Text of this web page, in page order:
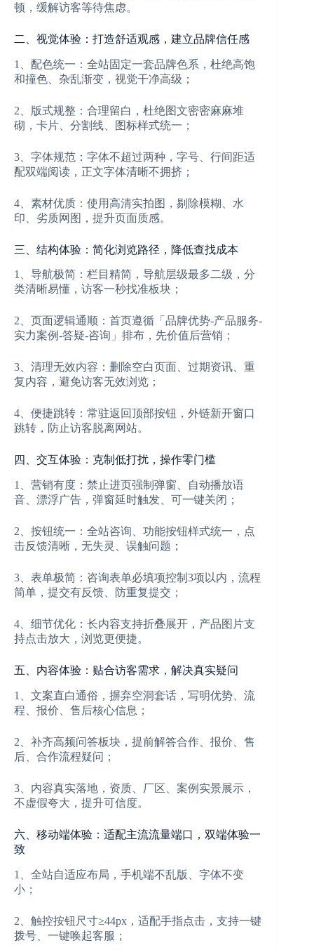
顿，缓解访客等待焦虑。
二、视觉体验：打造舒适观感，建立品牌信任感
1、配色统一：全站固定一套品牌色系，杜绝高饱
和撞色、杂乱渐变，视觉干净高级；
2、版式规整：合理留白，杜绝图文密密麻麻堆
砌，卡片、分割线、图标样式统一；
3、字体规范：字体不超过两种，字号、行间距适
配双端阅读，正文字体清晰不拥挤；
4、素材优质：使用高清实拍图，剔除模糊、水
印、劣质网图，提升页面质感。
三、结构体验：简化浏览路径，降低查找成本
1、导航极简：栏目精简，导航层级最多二级，分
类清晰易懂，访客一秒找准板块；
2、页面逻辑通顺：首页遵循「品牌优势-产品服务-
实力案例-答疑-咨询」排布，先价值后营销；
3、清理无效内容：删除空白页面、过期资讯、重
复内容，避免访客无效浏览；
4、便捷跳转：常驻返回顶部按钮，外链新开窗口
跳转，防止访客脱离网站。
四、交互体验：克制低打扰，操作零门槛
1、营销有度：禁止进页强制弹窗、自动播放语
音、漂浮广告，弹窗延时触发、可一键关闭；
2、按钮统一：全站咨询、功能按钮样式统一，点
击反馈清晰，无失灵、误触问题；
3、表单极简：咨询表单必填项控制3项以内，流程
简单，提交有反馈、防重复提交；
4、细节优化：长内容支持折叠展开，产品图片支
持点击放大，浏览更便捷。
五、内容体验：贴合访客需求，解决真实疑问
1、文案直白通俗，摒弃空洞套话，写明优势、流
程、报价、售后核心信息；
2、补齐高频问答板块，提前解答合作、报价、售
后、合作流程疑问；
3、内容真实落地，资质、厂区、案例实景展示，
不虚假夸大，提升可信度。
六、移动端体验：适配主流流量端口，双端体验一
致
1、全站自适应布局，手机端不乱版、字体不变
小；
2、触控按钮尺寸≥44px，适配手指点击，支持一键
拨号、一键唤起客服；